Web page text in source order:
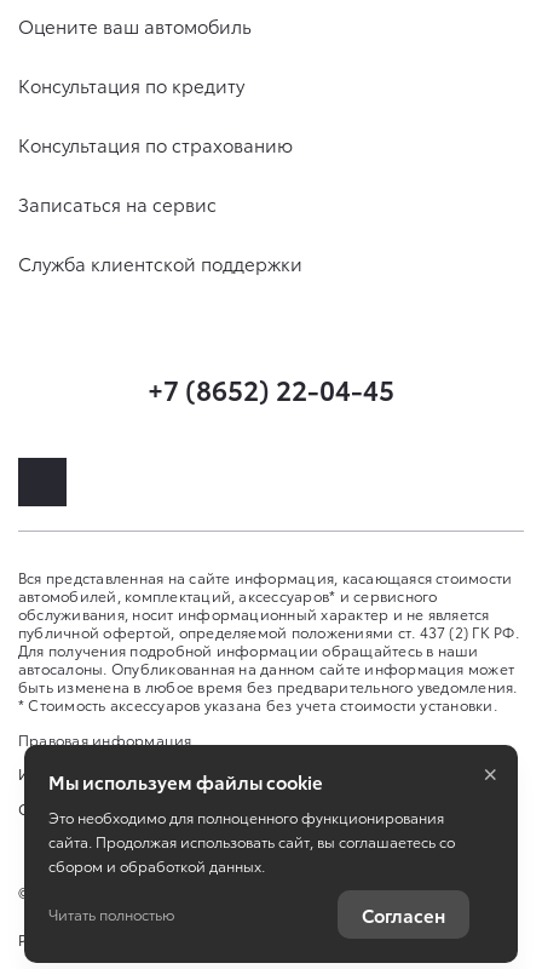
Оцените ваш автомобиль
Консультация по кредиту
Консультация по страхованию
Записаться на сервис
Служба клиентской поддержки
+7 (8652) 22-04-45
Вся представленная на сайте информация, касающаяся стоимости
автомобилей, комплектаций, аксессуаров* и сервисного
обслуживания, носит информационный характер и не является
публичной офертой, определяемой положениями ст. 437 (2) ГК РФ.
Для получения подробной информации обращайтесь в наши
автосалоны. Опубликованная на данном сайте информация может
быть изменена в любое время без предварительного уведомления.
* Стоимость аксессуаров указана без учета стоимости установки.
Правовая информация
Изменить настройку cookies
Сбросить cookie
©
Работает на технологиях
Мы используем файлы cookie
Это необходимо для полноценного функционирования
сайта. Продолжая использовать сайт, вы соглашаетесь со
сбором и обработкой данных.
Читать полностью Согласен
×